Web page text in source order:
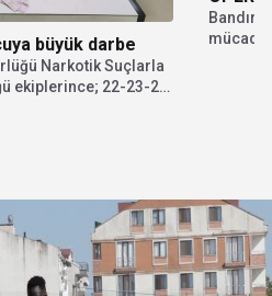
büyük darbe
Narkotik Suçlarla
ekiplerince; 22-23-24